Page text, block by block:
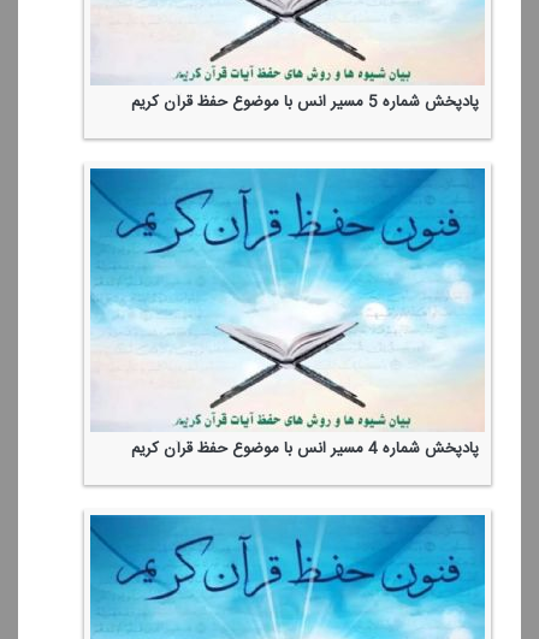
پادپخش شماره 5 مسیر انس با موضوع حفظ قرآن كریم
پادپخش شماره 4 مسیر انس با موضوع حفظ قرآن كریم